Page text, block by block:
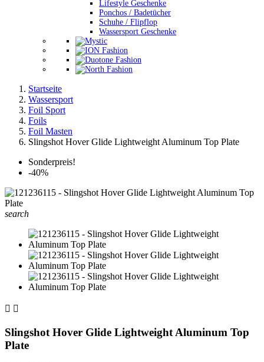
Lifestyle Geschenke
Ponchos / Badetücher
Schuhe / Flipflop
Wassersport Geschenke
Startseite
Wassersport
Foil Sport
Foils
Foil Masten
Slingshot Hover Glide Lightweight Aluminum Top Plate
Sonderpreis!
-40%
search
 
Slingshot Hover Glide Lightweight Aluminum Top
Plate